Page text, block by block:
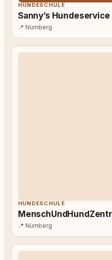
HUNDESCHULE
Sanny’s Hundeservice
📍 Nürnberg
HUNDESCHULE
📍 Nürnberg